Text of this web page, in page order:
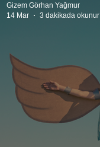
Gizem Görhan Yağmur
14 Mar
3 dakikada okunur